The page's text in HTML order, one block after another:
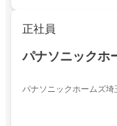
正社員
パナソニックホ
パナソニックホームズ埼